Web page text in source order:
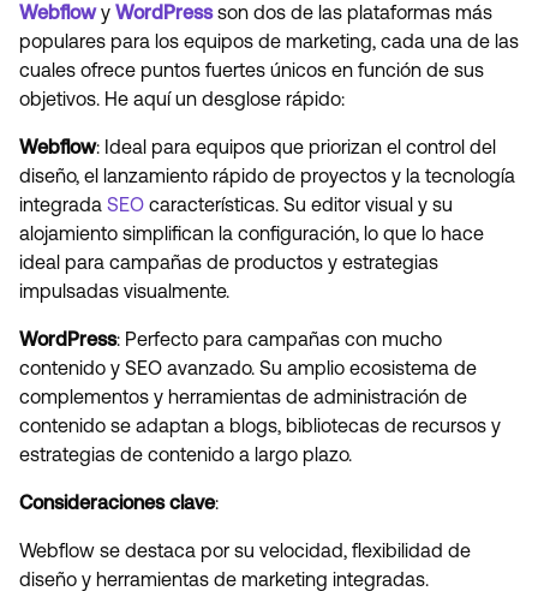
Webflowy WordPressson dos de las plataformas más
populares para los equipos de marketing, cada una de las
cuales ofrece puntos fuertes únicos en función de sus
objetivos. He aquí un desglose rápido:
Webflow: Ideal para equipos que priorizan el control del
diseño, el lanzamiento rápido de proyectos y la tecnología
integrada SEO características. Su editor visual y su
alojamiento simplifican la configuración, lo que lo hace
ideal para campañas de productos y estrategias
impulsadas visualmente.
WordPress: Perfecto para campañas con mucho
contenido y SEO avanzado. Su amplio ecosistema de
complementos y herramientas de administración de
contenido se adaptan a blogs, bibliotecas de recursos y
estrategias de contenido a largo plazo.
Consideraciones clave:
Webflow se destaca por su velocidad, flexibilidad de
diseño y herramientas de marketing integradas.